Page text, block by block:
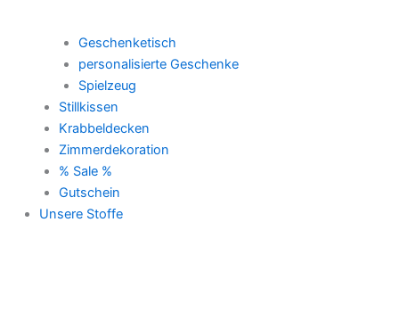
Geschenketisch
personalisierte Geschenke
Spielzeug
Stillkissen
Krabbeldecken
Zimmerdekoration
% Sale %
Gutschein
Unsere Stoffe